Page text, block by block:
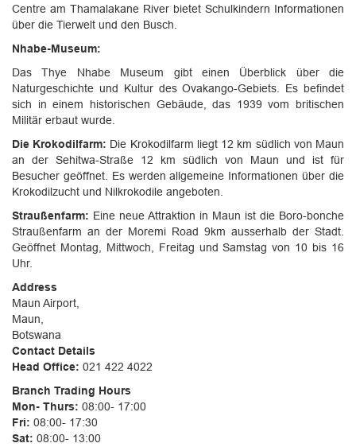
Centre am Thamalakane River bietet Schulkindern Informationen
über die Tierwelt und den Busch.
Nhabe-Museum:
Das Thye Nhabe Museum gibt einen Überblick über die
Naturgeschichte und Kultur des Ovakango-Gebiets. Es befindet
sich in einem historischen Gebäude, das 1939 vom britischen
Militär erbaut wurde.
Die Krokodilfarm: Die Krokodilfarm liegt 12 km südlich von Maun
an der Sehitwa-Straße 12 km südlich von Maun und ist für
Besucher geöffnet. Es werden allgemeine Informationen über die
Krokodilzucht und Nilkrokodile angeboten.
Straußenfarm: Eine neue Attraktion in Maun ist die Boro-bonche
Straußenfarm an der Moremi Road 9km ausserhalb der Stadt.
Geöffnet Montag, Mittwoch, Freitag und Samstag von 10 bis 16
Uhr.
Address
Maun Airport,
Maun,
Botswana
Contact Details
Head Office: 021 422 4022
Branch Trading Hours
Mon- Thurs: 08:00- 17:00
Fri: 08:00- 17:30
Sat: 08:00- 13:00